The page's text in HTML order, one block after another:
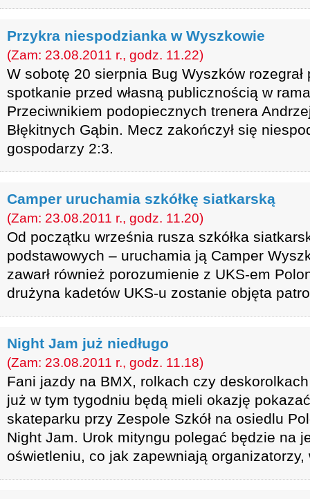
Przykra niespodzianka w Wyszkowie
(Zam: 23.08.2011 r., godz. 11.22)
W sobotę 20 sierpnia Bug Wyszków
spotkanie przed własną publicznością w
Przeciwnikiem podopiecznych trenera
Błękitnych Gąbin. Mecz zakończył się
gospodarzy 2:3.
Camper uruchamia szkółkę siatkarską
(Zam: 23.08.2011 r., godz. 11.20)
Od początku września rusza szkółka
podstawowych – uruchamia ją Camper
zawarł również porozumienie z UKS-em
drużyna kadetów UKS-u zostanie objęta
Night Jam już niedługo
(Zam: 23.08.2011 r., godz. 11.18)
Fani jazdy na BMX, rolkach czy
już w tym tygodniu będą mieli okazję
skateparku przy Zespole Szkół na osiedlu
Night Jam. Urok mityngu polegać będzie na
oświetleniu, co jak zapewniają